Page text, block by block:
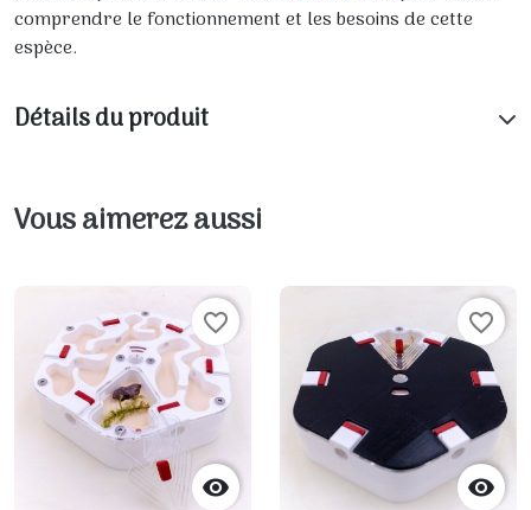
comprendre le fonctionnement et les besoins de cette
espèce.
Détails du produit
Vous aimerez aussi

favorite_border

favorite_border